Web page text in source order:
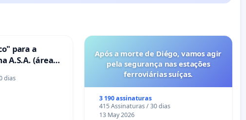
para a
A.S.A. (área
dias
Após a morte de Diégo, vamos agir
pela segurança nas estações
ferroviárias suíças.
3 190 assinaturas
415 Assinaturas / 30 dias
13 May 2026